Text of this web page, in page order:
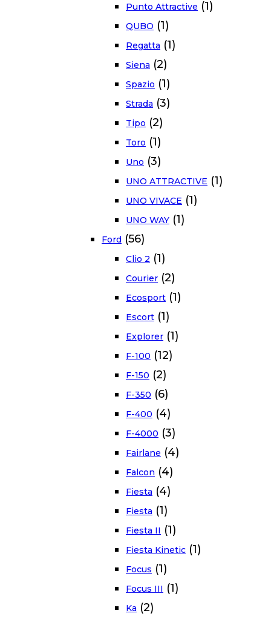
Punto Attractive (1)
QUBO (1)
Regatta (1)
Siena (2)
Spazio (1)
Strada (3)
Tipo (2)
Toro (1)
Uno (3)
UNO ATTRACTIVE (1)
UNO VIVACE (1)
UNO WAY (1)
Ford (56)
Clio 2 (1)
Courier (2)
Ecosport (1)
Escort (1)
Explorer (1)
F-100 (12)
F-150 (2)
F-350 (6)
F-400 (4)
F-4000 (3)
Fairlane (4)
Falcon (4)
Fiesta (4)
Fiesta (1)
Fiesta II (1)
Fiesta Kinetic (1)
Focus (1)
Focus III (1)
Ka (2)